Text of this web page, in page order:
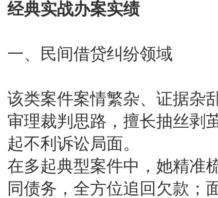
经典实战办案实绩
一、民间借贷纠纷领域
该类案件案情繁杂、证据杂
审理裁判思路，擅长抽丝剥
起不利诉讼局面。
在多起典型案件中，她精准
同债务，全方位追回欠款；